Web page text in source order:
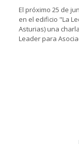
El próximo 25 de
en el edificio "La
Asturias) una
Leader para